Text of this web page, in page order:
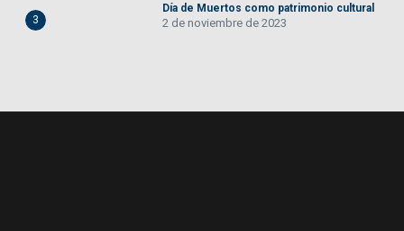
3
Día de Muertos como patrimonio cultural
2 de noviembre de 2023